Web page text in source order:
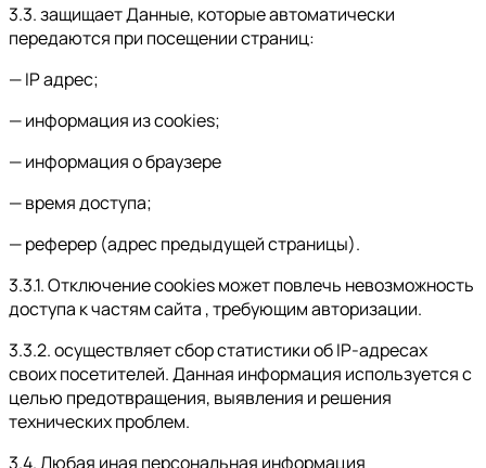
3.3. защищает Данные, которые автоматически
передаются при посещении страниц:
— IP адрес;
— информация из cookies;
— информация о браузере
— время доступа;
— реферер (адрес предыдущей страницы).
3.3.1. Отключение cookies может повлечь невозможность
доступа к частям сайта , требующим авторизации.
3.3.2. осуществляет сбор статистики об IP-адресах
своих посетителей. Данная информация используется с
целью предотвращения, выявления и решения
технических проблем.
3.4. Любая иная персональная информация